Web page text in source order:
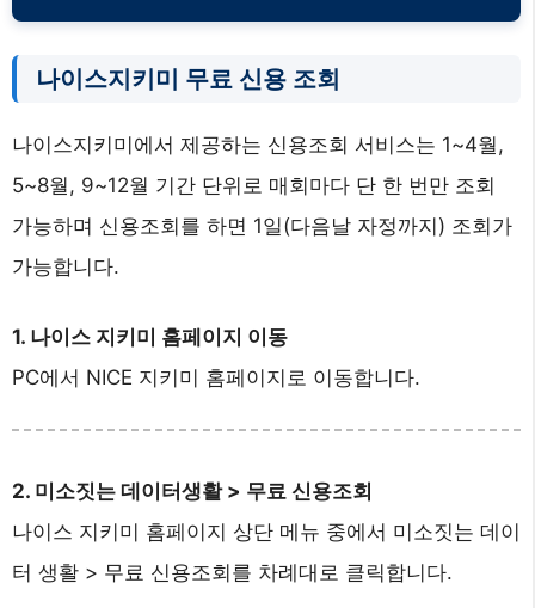
나이스지키미 무료 신용 조회
나이스지키미에서 제공하는 신용조회 서비스는 1~4월,
5~8월, 9~12월 기간 단위로 매회마다 단 한 번만 조회
가능하며 신용조회를 하면 1일(다음날 자정까지) 조회가
가능합니다.
1. 나이스 지키미 홈페이지 이동
PC에서 NICE 지키미 홈페이지로 이동합니다.
2. 미소짓는 데이터생활 > 무료 신용조회
나이스 지키미 홈페이지 상단 메뉴 중에서 미소짓는 데이
터 생활 > 무료 신용조회를 차례대로 클릭합니다.